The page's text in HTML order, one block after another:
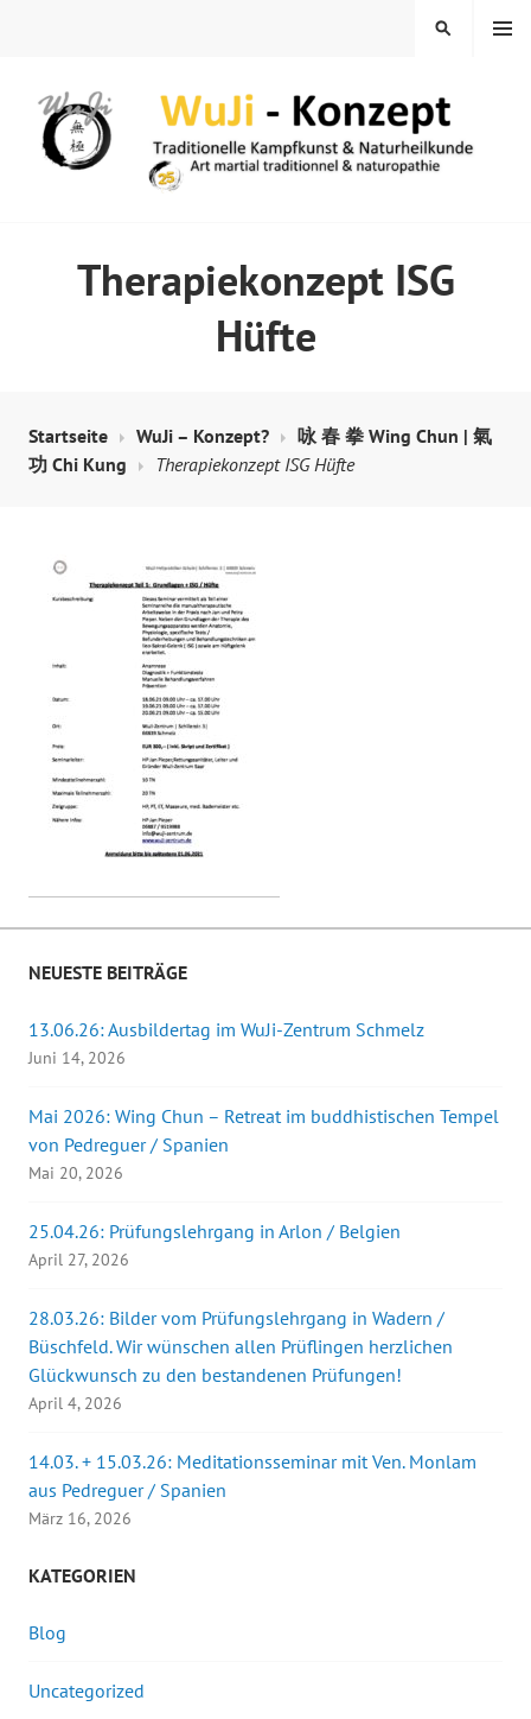
MENÜ
SUCHEN
Therapiekonzept ISG
Hüfte
Startseite WuJi – Konzept?
咏 春 拳 Wing Chun | 氣
功 Chi Kung
Therapiekonzept ISG Hüfte
NEUESTE BEITRÄGE
13.06.26: Ausbildertag im WuJi-Zentrum Schmelz
Juni 14, 2026
Mai 2026: Wing Chun – Retreat im buddhistischen Tempel
von Pedreguer / Spanien
Mai 20, 2026
25.04.26: Prüfungslehrgang in Arlon / Belgien
April 27, 2026
28.03.26: Bilder vom Prüfungslehrgang in Wadern /
Büschfeld. Wir wünschen allen Prüflingen herzlichen
Glückwunsch zu den bestandenen Prüfungen!
April 4, 2026
14.03. + 15.03.26: Meditationsseminar mit Ven. Monlam
aus Pedreguer / Spanien
März 16, 2026
KATEGORIEN
Blog
Uncategorized